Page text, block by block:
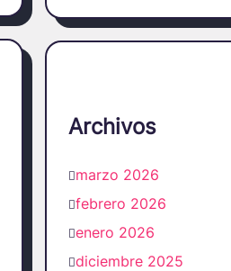
Archivos
marzo 2026
febrero 2026
enero 2026
diciembre 2025